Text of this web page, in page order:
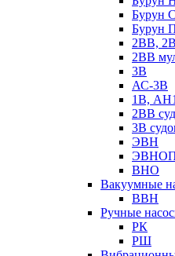
Бурун
Бурун
2ВВ,
2ВВ
3В
АС-3В
1В,
2ВВ
3В
ЭВН
ВНО
Вакуумные
ВВН
Ручные
РК
РШ